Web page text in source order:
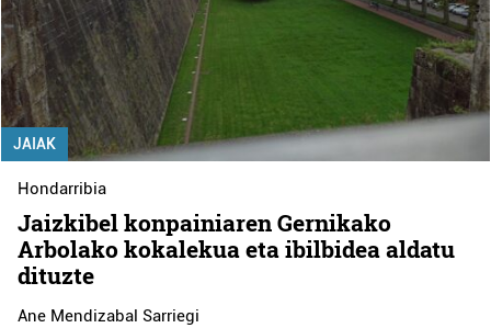
JAIAK
Hondarribia
Jaizkibel konpainiaren Gernikako
Arbolako kokalekua eta ibilbidea aldatu
dituzte
Ane Mendizabal Sarriegi